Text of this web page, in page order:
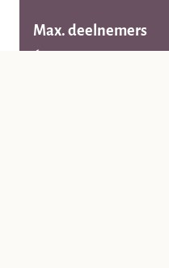
Max. deelnemers
6